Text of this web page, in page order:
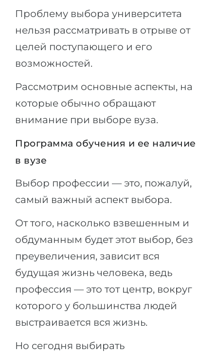
Проблему выбора университета
нельзя рассматривать в отрыве от
целей поступающего и его
возможностей.
Рассмотрим основные аспекты, на
которые обычно обращают
внимание при выборе вуза.
Программа обучения и ее наличие
в вузе
Выбор профессии — это, пожалуй,
самый важный аспект выбора.
От того, насколько взвешенным и
обдуманным будет этот выбор, без
преувеличения, зависит вся
будущая жизнь человека, ведь
профессия — это тот центр, вокруг
которого у большинства людей
выстраивается вся жизнь.
Но сегодня выбирать